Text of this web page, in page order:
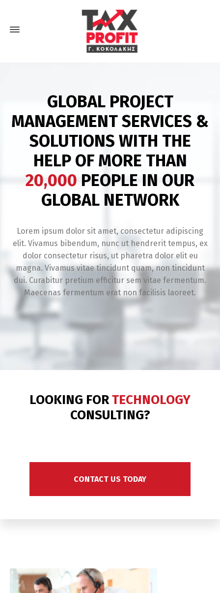
GLOBAL PROJECT
MANAGEMENT SERVICES &
SOLUTIONS WITH THE
HELP OF MORE THAN
20,000 PEOPLE IN OUR
GLOBAL NETWORK
Lorem ipsum dolor sit amet, consectetur adipiscing
elit. Vivamus bibendum, nunc ut hendrerit tempus, ex
dolor consectetur risus, ut pharetra dolor elit eu
magna. Vivamus vitae tincidunt quam, non tincidunt
dui. Curabitur pretium efficitur sem vitae fermentum.
Maecenas fermentum erat non facilisis laoreet.
LOOKING FORTECHNOLOGY
CONSULTING?
CONTACT US TODAY